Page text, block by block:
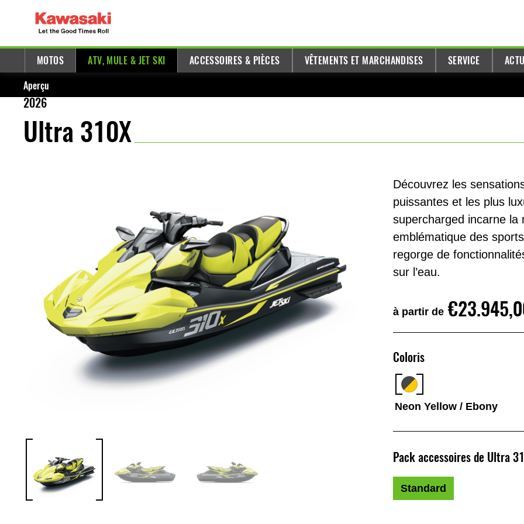
MOTOS ATV, MULE & JET SKI ACCESSOIRES & PIÈCES VÊTEMENTS ET MARCHANDISES SERVICE
Aperçu
2026
Ultra 310X
Découvrez les
puissantes et les plus
supercharged incarne la
emblématique des
regorge de
sur l’eau.
à partir de
Coloris
Neon Yellow / Ebony
Pack accessoires de Ultra
Standard